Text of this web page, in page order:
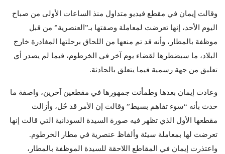
وقالت إيمان في مقطع فيديو متداول منذ الساعات الأولى من صباح
اليوم الأحد، إنها تعرضت لمعاملة وصفتها بـ”العنصرية” من قبل
موظفة بالمطار، وأنه قد تم منعها من اللحاق برحلتها المغادرة خارج
البلاد، ما سيضطرها لقضاء يوم آخر في الخرطوم، فيما لم يصدر أي
تعليق من جهة رسمية فيما يتعلق بالحادثة.
وعادت إيمان بعدها وطمأنت جمهورها في مقطعين آخرين، واصفة ما
حدث بأنه “سوء تفاهم بسيط” وقالت إن الأمر قد حُل، وأزالت
مقطعها الأول الذي تظهر فيه صورة السيدة السودانية التي قالت إنها
تعرضت لها بمعاملة سيئة وألفاظ عنصرية في مطار الخرطوم.
واعتذرت إيمان في المقاطع اللاحقة للسيدة الموظفة بالمطار،